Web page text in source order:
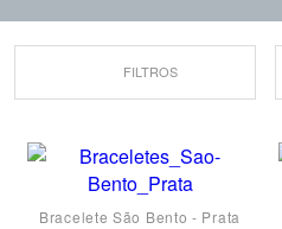
FILTROS
Bracelete São Bento - Prata